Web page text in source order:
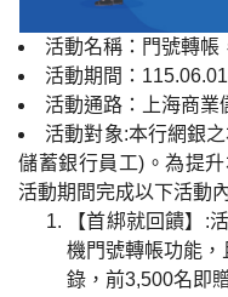
活動名稱：門號轉帳
活動期間：
活動通路：上海商業
活動對象:本行網銀
儲蓄銀行員工)。為提
活動期間完成以下活動
【首綁就回饋】:
機門號轉帳功能
錄，前3,500名即